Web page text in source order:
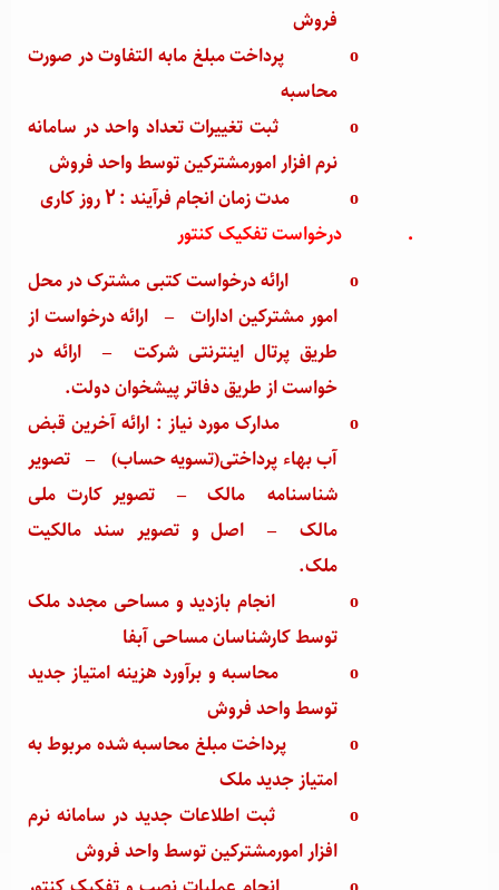
فروش
o
پرداخت مبلغ مابه التفاوت در صورت
محاسبه
o
ثبت تغییرات تعداد واحد در سامانه
نرم افزار امورمشترکین توسط واحد فروش
o
مدت زمان انجام فرآیند : 2 روز کاری
·
درخواست تفکیک کنتور
o
ارائه درخواست کتبی مشترک در محل
امور مشترکین ادارات
–
ارائه درخواست از
طریق پرتال اینترنتی شرکت
–
ارائه در
خواست از طریق دفاتر پیشخوان دولت.
o
مدارک مورد نیاز : ارائه آخرین قبض
آب بهاء پرداختی(تسویه حساب)
–
تصویر
شناسنامه مالک
–
تصویر کارت ملی
مالک
–
اصل و تصویر سند مالکیت
ملک.
o
انجام بازدید و مساحی مجدد ملک
توسط کارشناسان مساحی آبفا
o
محاسبه و برآورد هزینه امتیاز جدید
توسط واحد فروش
o
پرداخت مبلغ محاسبه شده مربوط به
امتیاز جدید ملک
o
ثبت اطلاعات جدید در سامانه نرم
افزار امورمشترکین توسط واحد فروش